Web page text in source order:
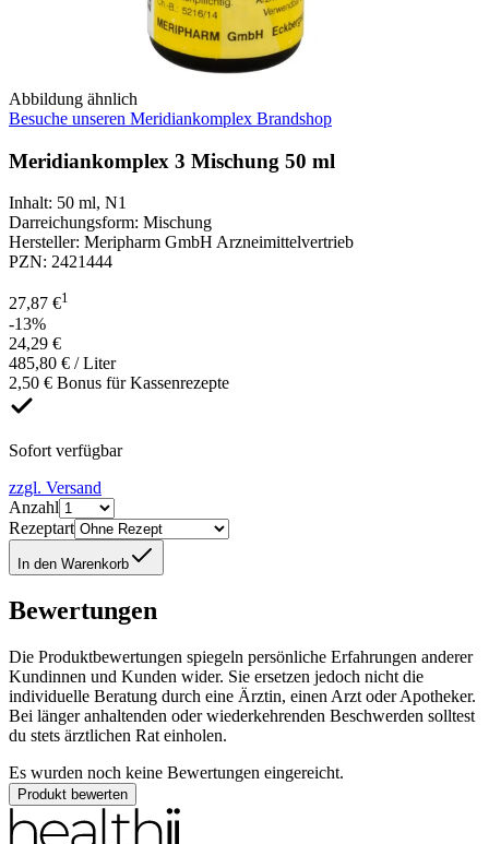
Abbildung ähnlich
Besuche unseren Meridiankomplex Brandshop
Meridiankomplex 3 Mischung 50 ml
Inhalt: 50 ml, N1
Darreichungsform: Mischung
Hersteller: Meripharm GmbH Arzneimittelvertrieb
PZN: 2421444
27,87 €1
-13%
24,29 €
485,80 € / Liter
2,50 € Bonus für Kassenrezepte
Sofort verfügbar
zzgl. Versand
Anzahl
Rezeptart
In den Warenkorb
Bewertungen
Die Produktbewertungen spiegeln persönliche Erfahrungen anderer
Kundinnen und Kunden wider. Sie ersetzen jedoch nicht die
individuelle Beratung durch eine Ärztin, einen Arzt oder Apotheker.
Bei länger anhaltenden oder wiederkehrenden Beschwerden solltest
du stets ärztlichen Rat einholen.
Es wurden noch keine Bewertungen eingereicht.
Produkt bewerten